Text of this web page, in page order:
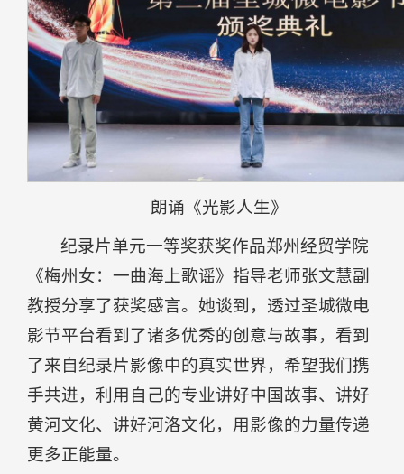
朗诵《光影人生》
纪录片单元一等奖获奖作品郑州经贸学院
《梅州女：一曲海上歌谣》指导老师张文慧副
教授分享了获奖感言。她谈到，透过圣城微电
影节平台看到了诸多优秀的创意与故事，看到
了来自纪录片影像中的真实世界，希望我们携
手共进，利用自己的专业讲好中国故事、讲好
黄河文化、讲好河洛文化，用影像的力量传递
更多正能量。